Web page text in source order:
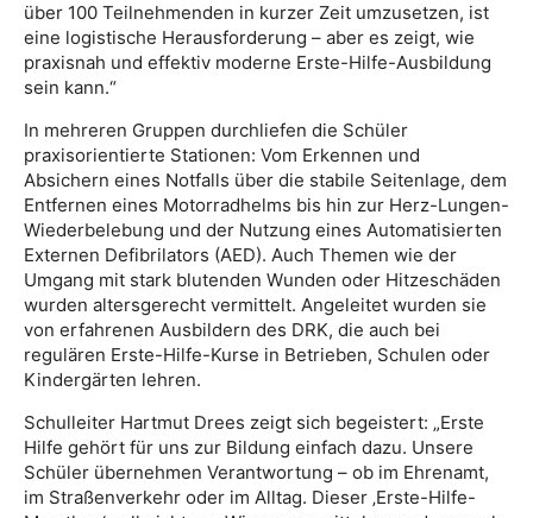
über 100 Teilnehmenden in kurzer Zeit umzusetzen, ist
eine logistische Herausforderung – aber es zeigt, wie
praxisnah und effektiv moderne Erste-Hilfe-Ausbildung
sein kann.“
In mehreren Gruppen durchliefen die Schüler
praxisorientierte Stationen: Vom Erkennen und
Absichern eines Notfalls über die stabile Seitenlage, dem
Entfernen eines Motorradhelms bis hin zur Herz-Lungen-
Wiederbelebung und der Nutzung eines Automatisierten
Externen Defibrilators (AED). Auch Themen wie der
Umgang mit stark blutenden Wunden oder Hitzeschäden
wurden altersgerecht vermittelt. Angeleitet wurden sie
von erfahrenen Ausbildern des DRK, die auch bei
regulären Erste-Hilfe-Kurse in Betrieben, Schulen oder
Kindergärten lehren.
Schulleiter Hartmut Drees zeigt sich begeistert: „Erste
Hilfe gehört für uns zur Bildung einfach dazu. Unsere
Schüler übernehmen Verantwortung – ob im Ehrenamt,
im Straßenverkehr oder im Alltag. Dieser ‚Erste-Hilfe-